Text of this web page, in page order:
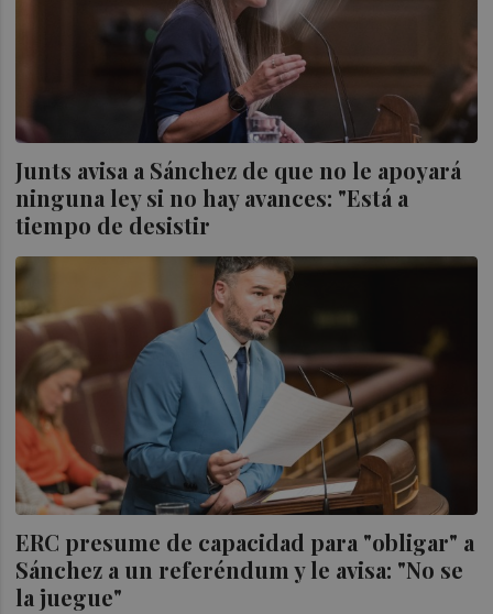
Junts avisa a Sánchez de que no le apoyará
ninguna ley si no hay avances: "Está a
tiempo de desistir
ERC presume de capacidad para "obligar" a
Sánchez a un referéndum y le avisa: "No se
la juegue"